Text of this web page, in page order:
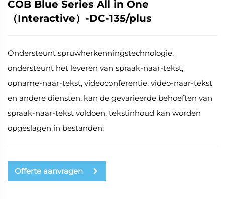
COB Blue Series All in One
（Interactive）-DC-135/plus
Ondersteunt spruwherkenningstechnologie,
ondersteunt het leveren van spraak-naar-tekst,
opname-naar-tekst, videoconferentie, video-naar-tekst
en andere diensten, kan de gevarieerde behoeften van
spraak-naar-tekst voldoen, tekstinhoud kan worden
opgeslagen in bestanden;
Offerte aanvragen